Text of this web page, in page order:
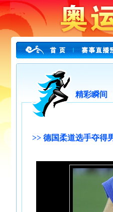
精彩瞬间
>> 德国柔道选手夺得